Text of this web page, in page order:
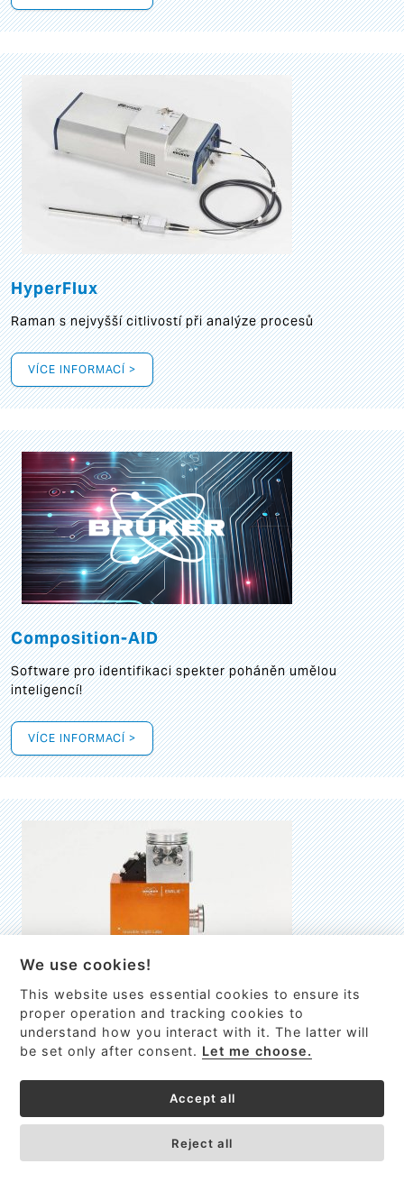
HyperFlux
Raman s nejvyšší citlivostí při analýze procesů
VÍCE INFORMACÍ >
Composition-AID
Software pro identifikaci spekter poháněn umělou
inteligencí!
VÍCE INFORMACÍ >
EMILIE
První nano-elektro-mechanický (NEMS) FTIR analyzátor
We use cookies!
This website uses essential cookies to ensure its
proper operation and tracking cookies to
understand how you interact with it. The latter will
be set only after consent. Let me choose.
Accept all
Reject all